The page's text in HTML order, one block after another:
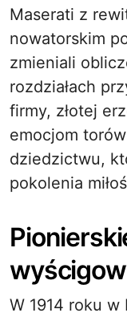
Maserati z
nowatorskim
zmieniali
rozdziałach
firmy, złotej
emocjom
dziedzictwu,
pokolenia
W 1914 roku w